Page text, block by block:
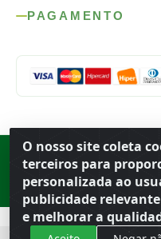
O nosso site coleta
terceiros para
personalizada ao
publicidade
e melhorar a
PAGAMENTO
13.669-899· CNPJ 56.679.863/
© 2026 Atacado Ideal